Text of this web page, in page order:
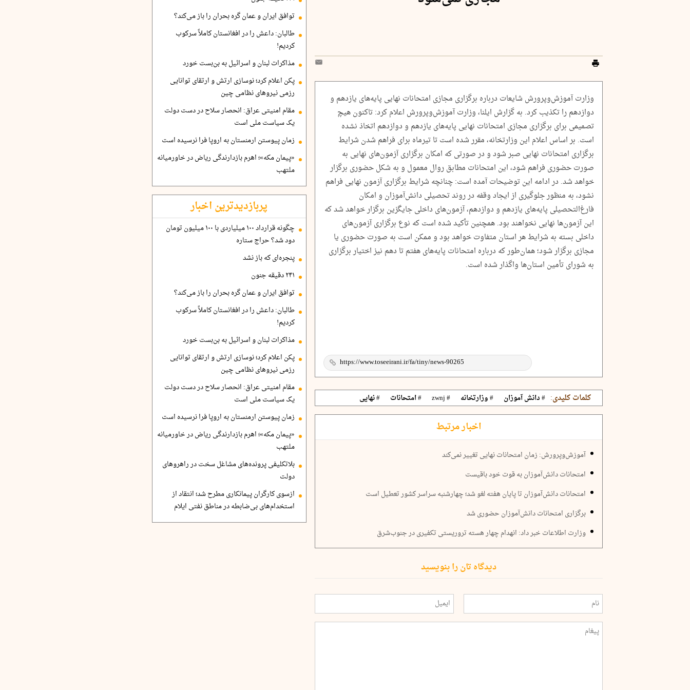
وزارت آموزش‌وپرورش شایعات درباره برگزاری مجازی امتحانات نهایی پایه‌های یازدهم و
دوازدهم را تکذیب کرد. به گزارش ایلنا، وزارت آموزش‌وپرورش اعلام کرد: تاکنون هیچ
تصمیمی برای برگزاری مجازی امتحانات نهایی پایه‌های یازدهم و دوازدهم اتخاذ نشده
است. بر اساس اعلام این وزارتخانه، مقرر شده است تا تیرماه برای فراهم شدن شرایط
برگزاری امتحانات نهایی صبر شود و در صورتی که امکان برگزاری آزمون‌های نهایی به
صورت حضوری فراهم شود، این امتحانات مطابق روال معمول و به شکل حضوری برگزار
خواهد شد. در ادامه این توضیحات آمده است: چنانچه شرایط برگزاری آزمون نهایی فراهم
نشود، به منظور جلوگیری از ایجاد وقفه در روند تحصیلی دانش‌آموزان و امکان
فارغ‌التحصیلی پایه‌های یازدهم و دوازدهم، آزمون‌های داخلی جایگزین برگزار خواهد شد که
این آزمون‌ها نهایی نخواهند بود. همچنین تأکید شده است که نوع برگزاری آزمون‌های
داخلی بسته به شرایط هر استان متفاوت خواهد بود و ممکن است به صورت حضوری یا
مجازی برگزار شود؛ همان‌طور که درباره امتحانات پایه‌های هفتم تا دهم نیز اختیار برگزاری
به شورای تأمین استان‌ها واگذار شده است.
کلمات کلیدی: # دانش آموزان # وزارتخانه # zwnj # امتحانات # نهایی
اخبار مرتبط
آموزش‌وپرورش: زمان امتحانات نهایی تغییر نمی‌کند
امتحانات دانش‌آموزان به قوت خود باقیست
امتحانات دانش‌آموزان تا پایان هفته لغو شد؛ چهارشنبه سراسر کشور تعطیل است
برگزاری امتحانات دانش‌آموزان حضوری شد
وزارت اطلاعات خبر داد: انهدام چهار هسته تروریستی تکفیری در جنوب‌شرق
دیدگاه تان را بنویسید
توافق ایران و عمان گره بحران را باز می‌کند؟
طالبان: داعش را در افغانستان کاملاً سرکوب
کردیم!
مذاکرات لبنان و اسرائیل به بن‌بست خورد
پکن اعلام کرد؛ نوسازی ارتش و ارتقای توانایی
رزمی نیروهای نظامی چین
مقام امنیتی عراق: انحصار سلاح در دست دولت
یک سیاست ملی است
زمان پیوستن ارمنستان به اروپا فرا نرسیده است
«پیمان مکه»؛ اهرم بازدارندگی ریاض در خاورمیانه
ملتهب
پربازدیدترین اخبار
چگونه قرارداد ۱۰۰ میلیاردی با ۱۰۰ میلیون تومان
دود شد؟ حراج ستاره
پنجره‌ای که باز نشد
۲۴۱ دقیقه جنون
توافق ایران و عمان گره بحران را باز می‌کند؟
طالبان: داعش را در افغانستان کاملاً سرکوب
کردیم!
مذاکرات لبنان و اسرائیل به بن‌بست خورد
پکن اعلام کرد؛ نوسازی ارتش و ارتقای توانایی
رزمی نیروهای نظامی چین
مقام امنیتی عراق: انحصار سلاح در دست دولت
یک سیاست ملی است
زمان پیوستن ارمنستان به اروپا فرا نرسیده است
«پیمان مکه»؛ اهرم بازدارندگی ریاض در خاورمیانه
ملتهب
بلاتکلیفی پرونده‌های مشاغل سخت در راهروهای
دولت
ازسوی کارگران پیمانکاری مطرح شد؛ انتقاد از
استخدام‌های بی‌ضابطه در مناطق نفتی ایلام